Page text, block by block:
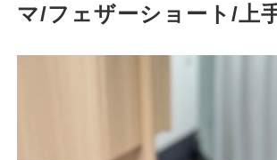
マ/フェザーショート/上